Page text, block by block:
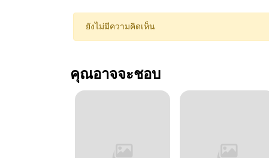
ยังไม่มีความคิดเห็น
คุณอาจจะชอบ